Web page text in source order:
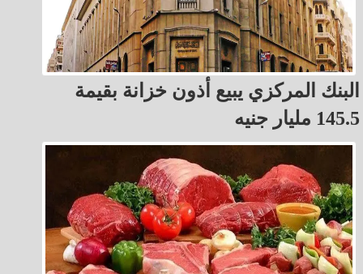
البنك المركزي يبيع أذون خزانة بقيمة
145.5 مليار جنيه